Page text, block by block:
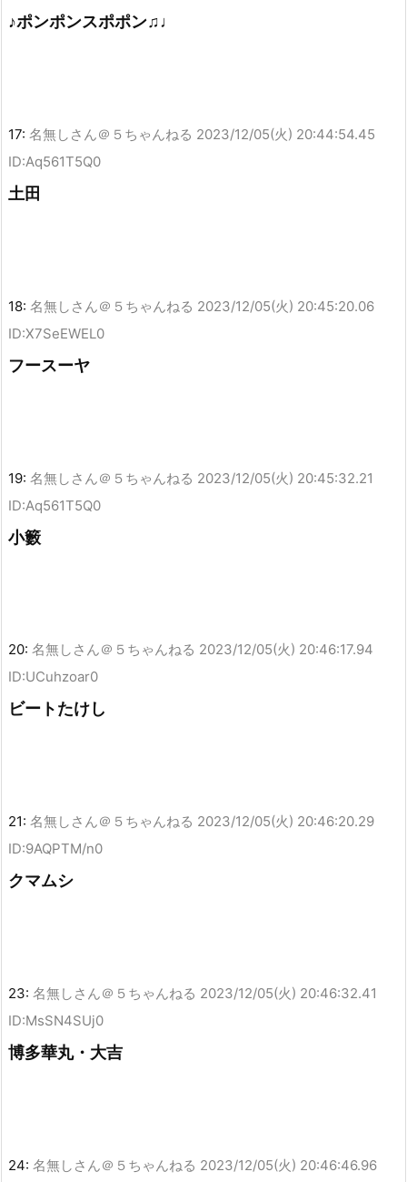
♪ポンポンスポポン♫♩
17: 名無しさん＠５ちゃんねる 2023/12/05(火) 20:44:54.45
ID:Aq561T5Q0
土田
18: 名無しさん＠５ちゃんねる 2023/12/05(火) 20:45:20.06
ID:X7SeEWEL0
フースーヤ
19: 名無しさん＠５ちゃんねる 2023/12/05(火) 20:45:32.21
ID:Aq561T5Q0
小籔
20: 名無しさん＠５ちゃんねる 2023/12/05(火) 20:46:17.94
ID:UCuhzoar0
ビートたけし
21: 名無しさん＠５ちゃんねる 2023/12/05(火) 20:46:20.29
ID:9AQPTM/n0
クマムシ
23: 名無しさん＠５ちゃんねる 2023/12/05(火) 20:46:32.41
ID:MsSN4SUj0
博多華丸・大吉
24: 名無しさん＠５ちゃんねる 2023/12/05(火) 20:46:46.96